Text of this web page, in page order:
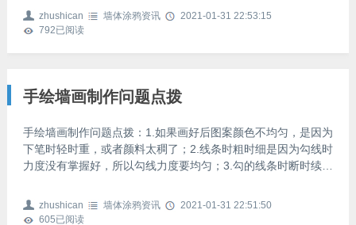
健康我们使用的墙面手绘原料是丙烯颜料，无毒无害无味，环
保安全，对人体不会产生任何伤害和不良影响。好处2 不褪色
zhushican 墙体涂鸦资讯
2021-01-31 22:53:15
792已阅读
手绘墙画制作问题点拨
手绘墙画制作问题点拨：1.如果画好后图案颜色不均匀，是因为
下笔时轻时重，或者颜料太稠了；2.线条时粗时细是因为勾线时
力度没有掌握好，所以勾线力度要均匀；3.勾的线条时断时续，
因为颜料太稠，记得要加稀释剂；5.图案的线条渗水走位，是加
多了稀释剂，或者是笔清洗后没有擦干水，所以记得每次清洗
zhushican 墙体涂鸦资讯
2021-01-31 22:51:50
605已阅读